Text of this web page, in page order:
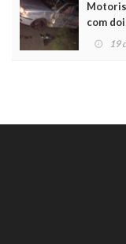
com
19